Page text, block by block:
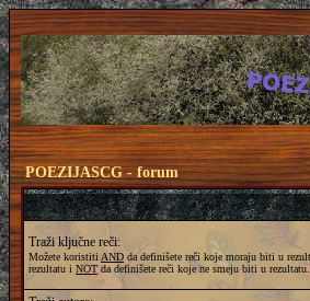
POEZIJASCG - forum
Traži ključne reči:
Možete koristiti AND da definišete reči koje moraju biti u
rezultatu i NOTda definišete reči koje ne smeju biti u